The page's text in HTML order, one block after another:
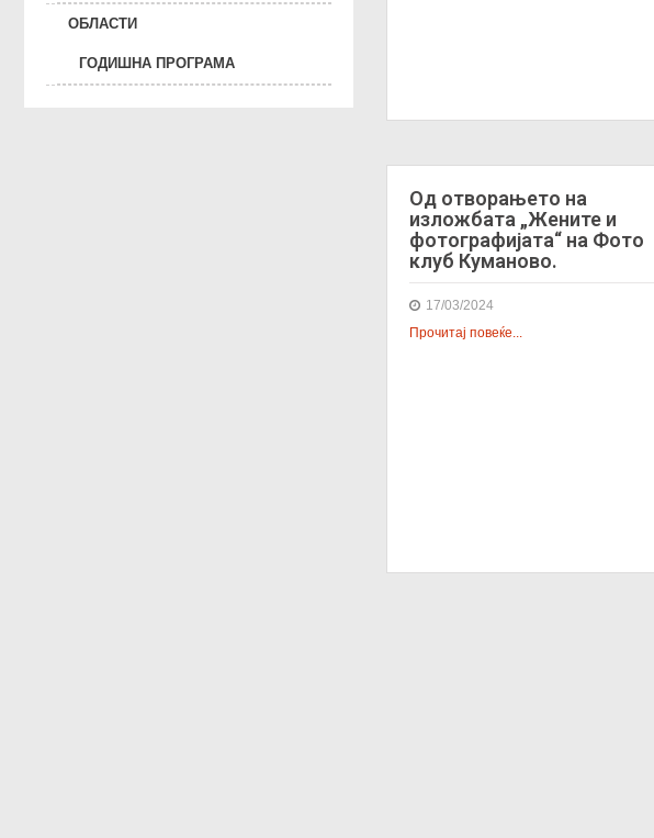
ОБЛАСТИ
ГОДИШНА ПРОГРАМА
Од отворањето на
изложбата „Жените и
фотографијата“ на Фото
клуб Куманово.
17/03/2024
Прочитај повеќе...